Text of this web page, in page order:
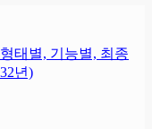
태별, 기능별, 최종
년)